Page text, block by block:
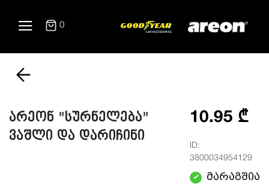
0
არეონ "სურნელება"
ვაშლი და დარიჩინი
10.95 ₾
ID:
3800034954129
✔ მარაგშია